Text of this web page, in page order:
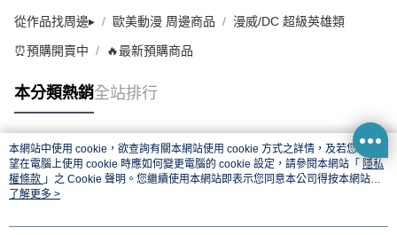
從作品找周邊▸ 歐美動漫 周邊商品 漫威/DC 超級英雄類
⏰預購開賣中 🔥最新預購商品
本分類熱銷全站排行
熱門標籤
本網站中使用 cookie，欲查詢有關本網站使用 cookie 方式之詳情，及若您不希
望在電腦上使用 cookie 時應如何變更電腦的 cookie 設定，請參閱本網站「 隱私
權條款 」之 Cookie 聲明。您繼續使用本網站即表示您同意本公司得按本網站使
用條款之 Cookie 聲明使用 cookie。
了解更多 >